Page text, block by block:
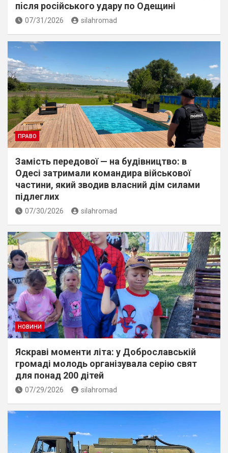
пiсля росiйського удару по Одещині
07/31/2026 silahromad
ПРАВО
Замість передової — на будівництво: в
Одесі затримали командира військової
частини, який зводив власний дім силами
підлеглих
07/30/2026 silahromad
НОВИНИ
Яскраві моменти літа: у Доброславській
громаді молодь організувала серію свят
для понад 200 дітей
07/29/2026 silahromad